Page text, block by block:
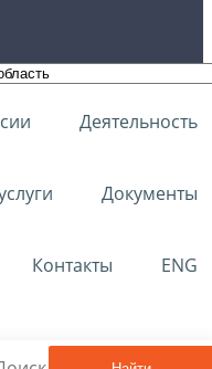
Деятельность
Документы
Контакты ENG